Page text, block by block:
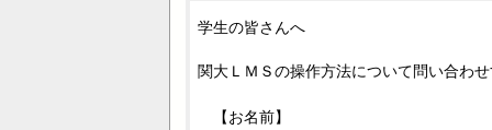
学生の皆さんへ
関大ＬＭＳの操作方法について問い合わ
【お名前】